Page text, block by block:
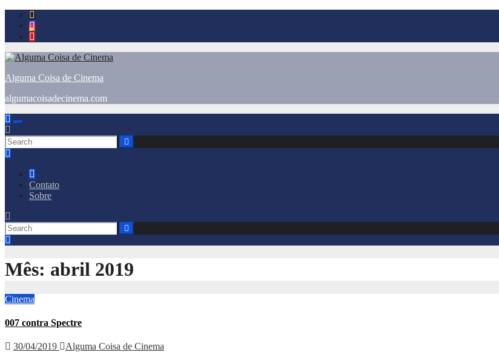
Skip
content
Alguma Coisa de Cinema
algumacoisadecinema.com
Contato
Sobre
Mês: abril 2019
Cinema
007 contra Spectre
30/04/2019
Alguma Coisa de Cinema